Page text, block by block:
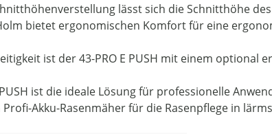
lässt sich die Schnitthöhe
bietet ergonomischen Komfort für eine
ist der 43-PRO E PUSH mit einem optional
PUSH ist die ideale Lösung für professionelle
Akku-Rasenmäher für die Rasenpflege in